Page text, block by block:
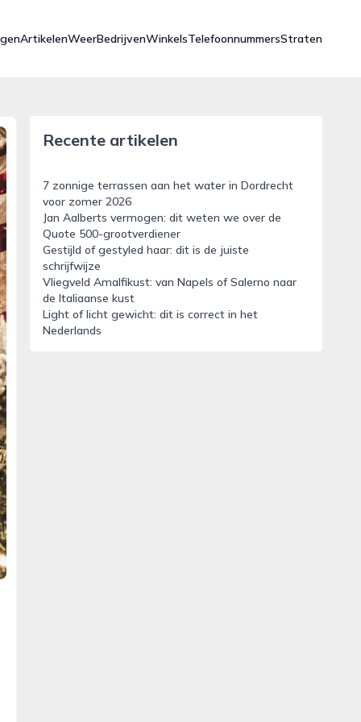
ArtikelenWeerBedrijvenWinkelsTelefoonnummersStraten
Recente artikelen
7 zonnige terrassen aan het water in Dordrecht
voor zomer 2026
Jan Aalberts vermogen: dit weten we over de
Quote 500-grootverdiener
Gestijld of gestyled haar: dit is de juiste
schrijfwijze
Vliegveld Amalfikust: van Napels of Salerno naar
de Italiaanse kust
Light of licht gewicht: dit is correct in het
Nederlands